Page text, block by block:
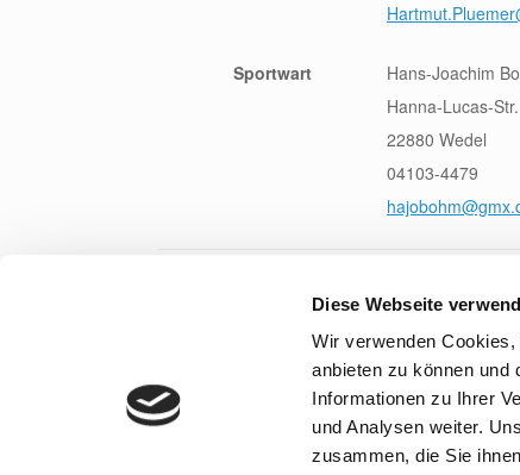
Diese Webseite
Wir verwenden
anbieten zu können und
Informationen zu Ihrer
und Analysen weiter.
zusammen, die Sie
Sportwart
Hans-Joachim
Hanna-Lucas-
22880 Wedel
04103-4479